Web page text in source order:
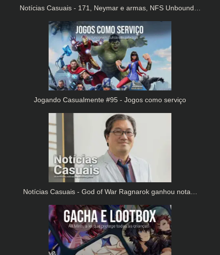
Notícias Casuais - 171, Neymar e armas, NFS Unbound…
Jogando Casualmente #95 - Jogos como serviço
Notícias Casuais - God of War Ragnarok ganhou nota…